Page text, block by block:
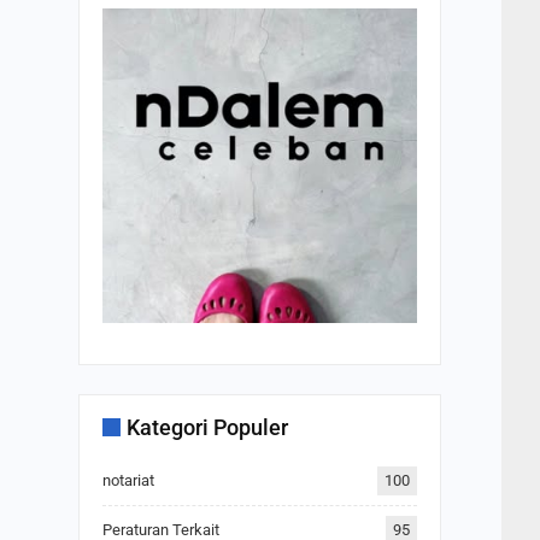
Kategori Populer
notariat 100
Peraturan Terkait 95